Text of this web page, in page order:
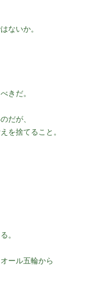
ないか。
きだ。
だが、
を捨てること。
。
ール五輪から